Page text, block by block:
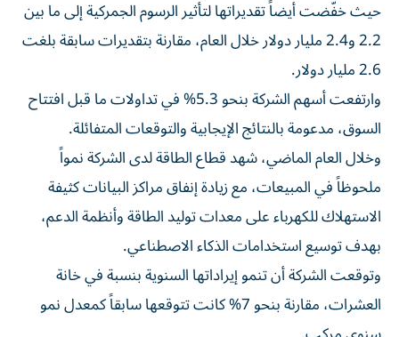
حيث خفّضت أيضاً تقديراتها لتأثير الرسوم الجمركية إلى ما بين
2.2 و2.4 مليار دولار خلال العام، مقارنة بتقديرات سابقة بلغت
2.6 مليار دولار.
وارتفعت أسهم الشركة بنحو 5.3% في تداولات ما قبل افتتاح
السوق، مدعومة بالنتائج الإيجابية والتوقعات المتفائلة.
وخلال العام الماضي، شهد قطاع الطاقة لدى الشركة نمواً
ملحوظاً في المبيعات، مع زيادة إنفاق مراكز البيانات كثيفة
الاستهلاك للكهرباء على معدات توليد الطاقة وأنظمة الدعم،
بهدف توسيع استخدامات الذكاء الاصطناعي.
وتوقعت الشركة أن تنمو إيراداتها السنوية بنسبة في خانة
العشرات، مقارنة بنحو 7% كانت تتوقعها سابقاً كمعدل نمو